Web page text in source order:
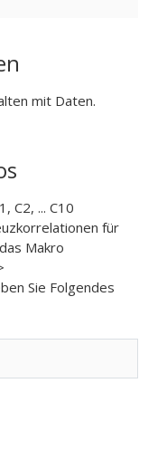
mit Daten.
C2, ... C10
für
Makro
Sie Folgendes